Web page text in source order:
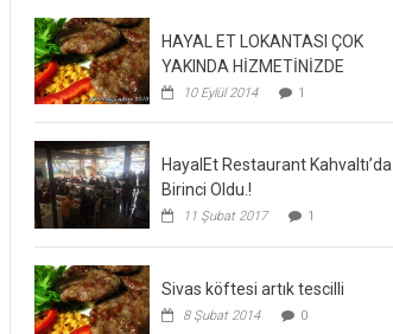
HAYAL ET LOKANTASI ÇOK
YAKINDA HİZMETİNİZDE
10 Eylül 2014 1
HayalEt Restaurant Kahvaltı’da
Birinci Oldu.!
11 Şubat 2017 1
Sivas köftesi artık tescilli
8 Şubat 2014 0